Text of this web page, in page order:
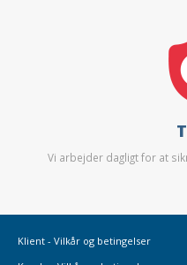
Vi arbejder dagligt for at
Klient - Vilkår og betingelser